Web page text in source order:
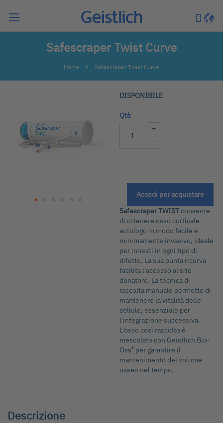
Safescraper Twist Curve
Home Safescraper Twist Curve
DISPONIBILE
Qtà
+
−
Accedi per acquistare
Safescraper TWISTconsente
di ottenere osso corticale
autologo in modo facile e
minimamente invasivo, ideale
per innesti in ogni tipo di
difetto. La sua punta ricurva
facilita l'accesso al sito
donatore. La tecnica di
raccolta manuale permette di
mantenere la vitalità delle
cellule, essenziale per
l'integrazione successiva.
L'osso così raccolto è
mescolato con Geistlich Bio-
Oss®per garantire il
mantenimento del volume
osseo nel tempo.
della
galleria
Descrizione